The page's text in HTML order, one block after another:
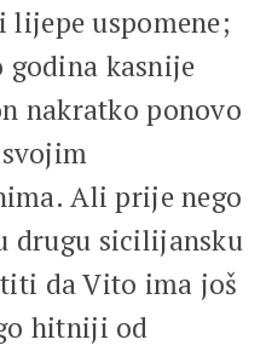
uspomene;
godina kasnije
nakratko ponovo
Ali prije nego
drugu sicilijansku
da Vito ima još
hitniji od